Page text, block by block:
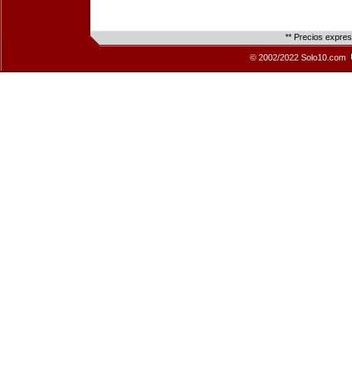
** Precios
© 2002/2022 Solo10.com